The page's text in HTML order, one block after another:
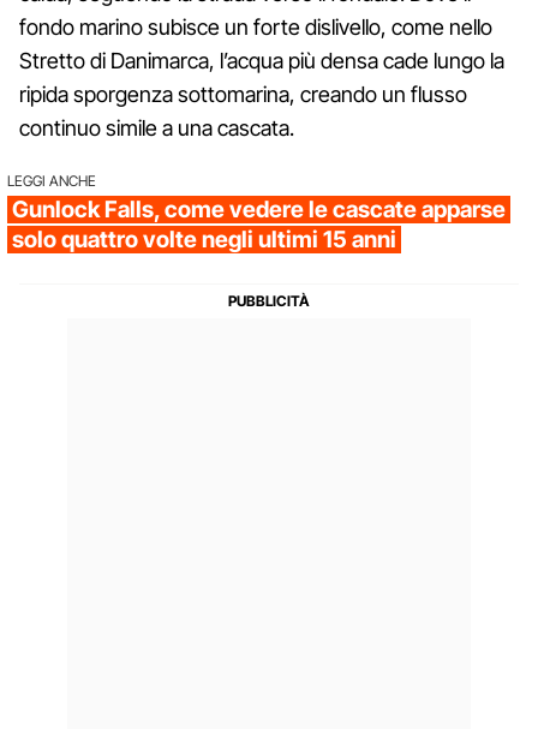
fondo marino subisce un forte dislivello, come nello
Stretto di Danimarca, l’acqua più densa cade lungo la
ripida sporgenza sottomarina, creando un flusso
continuo simile a una cascata.
LEGGI ANCHE
Gunlock Falls, come vedere le cascate apparse
solo quattro volte negli ultimi 15 anni